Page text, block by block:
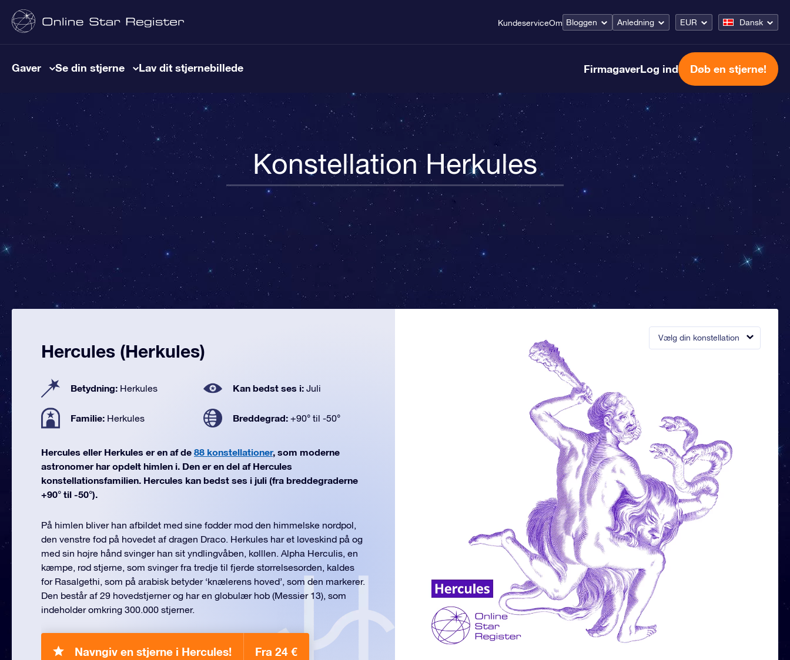
KundeserviceOm Bloggen Anledning EUR Dansk
Gaver Se din stjerne Lav dit stjernebillede FirmagaverLog ind Døb en stjerne!
Konstellation Herkules
Vælg din konstellation
Hercules (Herkules)
Betydning: Herkules Kan bedst ses i: Juli
Familie: Herkules Breddegrad: +90° til -50°
Hercules eller Herkules er en af de 88 konstellationer, som moderne
astronomer har opdelt himlen i. Den er en del af Hercules
konstellationsfamilien. Hercules kan bedst ses i juli (fra breddegraderne
+90° til -50°).
På himlen bliver han afbildet med sine fødder mod den himmelske nordpol,
den venstre fod på hovedet af dragen Draco. Herkules har et løveskind på og
med sin højre hånd svinger han sit yndlingvåben, kølllen. Alpha Herculis, en
kæmpe, rød stjerne, som svinger fra tredje til fjerde størrelsesorden, kaldes
for Rasalgethi, som på arabisk betyder ‘knælerens hoved’, som den markerer.
Den består af 29 hovedstjerner og har en globulær hob (Messier 13), som
indeholder omkring 300.000 stjerner.
Navngiv en stjerne i Hercules! Fra 24 €